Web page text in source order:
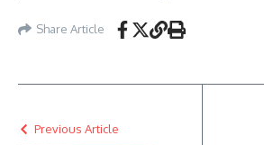
Share Article
Previous Article